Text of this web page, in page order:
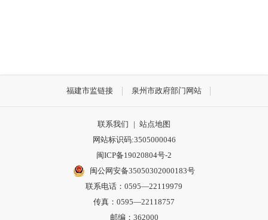
福建市监链接 泉州市政府部门网站
联系我们 | 站点地图
网站标识码:3505000046
闽ICP备19020804号-2
闽公网安备35050302000183号
联系电话：0595—22119979
传真：0595—22118757
邮编：362000